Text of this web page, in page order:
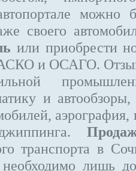
можно
своего
или приобрести
и ОСАГО.
и
транспорта в
лишь